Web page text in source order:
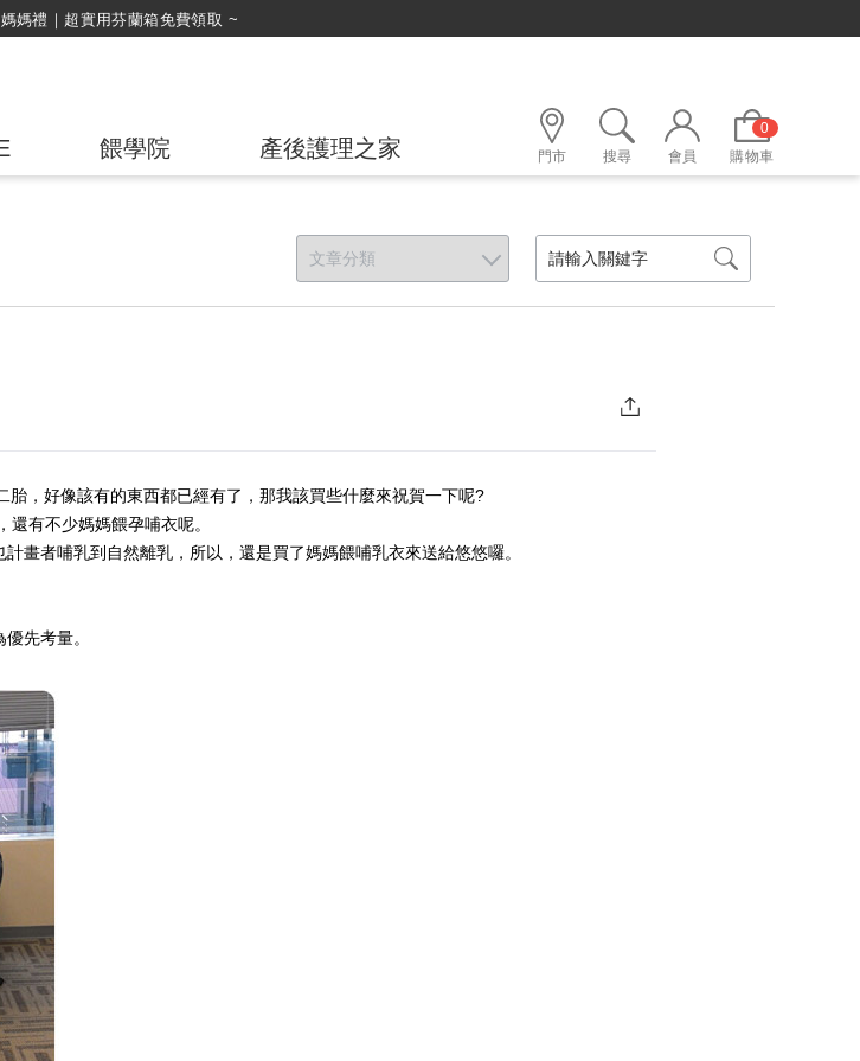
綁定LINE好友，500購物金立即折！
餵學院 產後護理之家 門市 搜尋 會員
0
購物車
，好像該有的東西都已經有了，那我該買些什麼來祝賀一下呢?
還有不少媽媽餵孕哺衣呢。
畫者哺乳到自然離乳，所以，還是買了媽媽餵哺乳衣來送給悠悠囉。
先考量。